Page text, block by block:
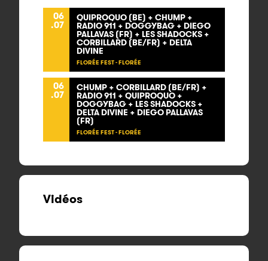
06
.07
QUIPROQUO (BE) + CHUMP +
RADIO 911 + DOGGYBAG + DIEGO
PALLAVAS (FR) + LES SHADOCKS +
CORBILLARD (BE/FR) + DELTA
DIVINE
FLORÉE FEST - FLORÉE
06
.07
CHUMP + CORBILLARD (BE/FR) +
RADIO 911 + QUIPROQUO +
DOGGYBAG + LES SHADOCKS +
DELTA DIVINE + DIEGO PALLAVAS
(FR)
FLORÉE FEST - FLORÉE
Vidéos